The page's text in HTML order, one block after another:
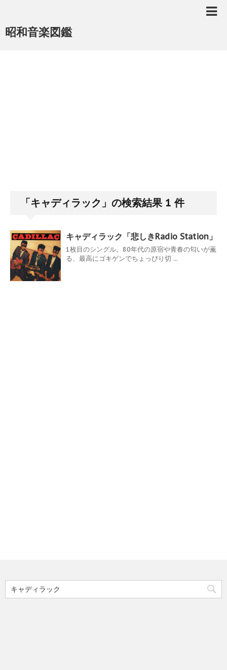
昭和音楽図鑑
「キャディラック」の検索結果 1 件
キャディラック「悲しきRadio Station」
1枚目のシングル。80年代の原宿や青春の匂いが薫
る、最高にゴキゲンでちょっぴり切 ...